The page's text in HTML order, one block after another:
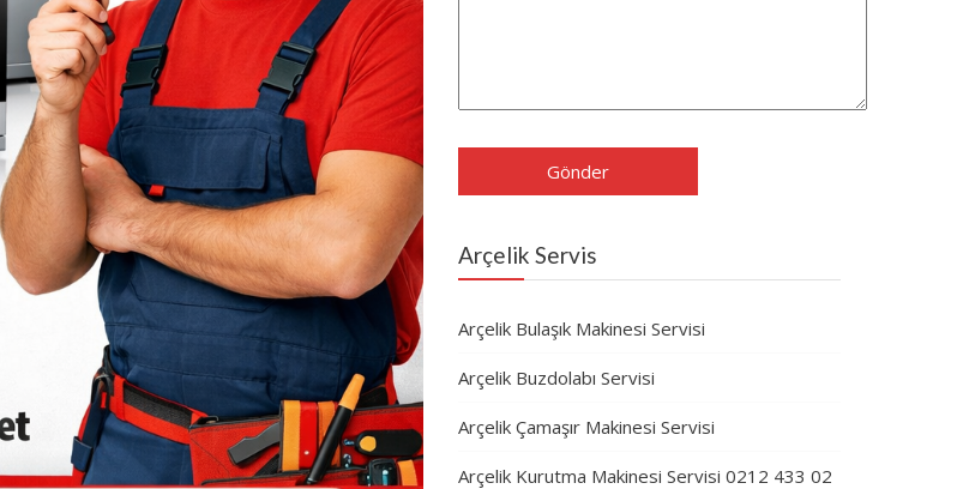
Arçelik Servis
Arçelik Bulaşık Makinesi Servisi
Arçelik Buzdolabı Servisi
Arçelik Çamaşır Makinesi Servisi
Arçelik Kurutma Makinesi Servisi 0212 433 02